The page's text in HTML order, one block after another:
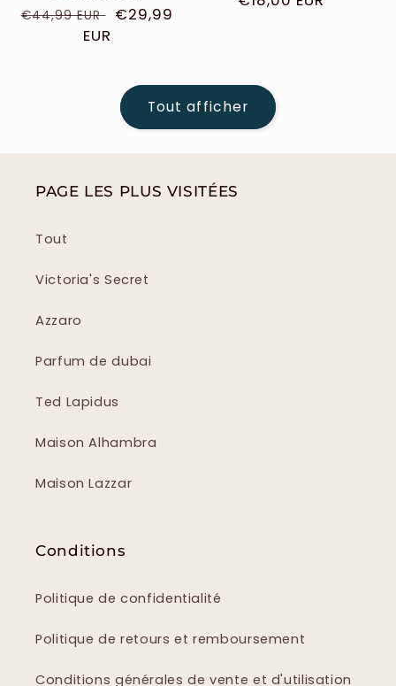
Prix
habituel
€44,99 EUR
Prix
€29,99
EUR
Tout afficher
PAGE LES PLUS VISITÉES
Tout
Victoria's Secret
Azzaro
Parfum de dubai
Ted Lapidus
Maison Alhambra
Maison Lazzar
Conditions
Politique de confidentialité
Politique de retours et remboursement
Conditions générales de vente et d'utilisation